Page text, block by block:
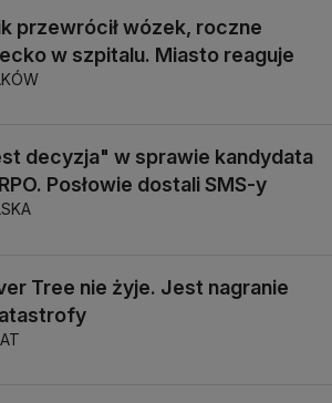
przewrócił wózek, roczne
w szpitalu. Miasto reaguje
decyzja" w sprawie kandydata
Posłowie dostali SMS-y
Tree nie żyje. Jest nagranie